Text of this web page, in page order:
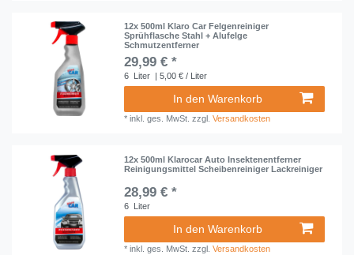
12x 500ml Klaro Car Felgenreiniger
Sprühflasche Stahl + Alufelge
Schmutzentferner
29,99 € *
6 Liter | 5,00 € / Liter
In den Warenkorb
*inkl. ges. MwSt. zzgl.Versandkosten
12x 500ml Klarocar Auto Insektenentferner
Reinigungsmittel Scheibenreiniger Lackreiniger
28,99 € *
6 Liter
In den Warenkorb
*inkl. ges. MwSt. zzgl.Versandkosten